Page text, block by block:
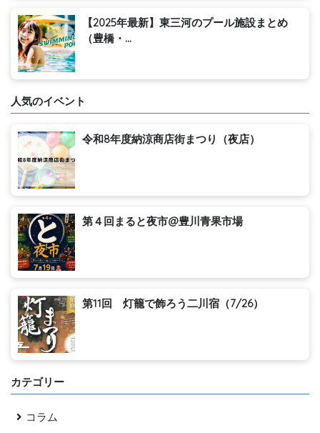
【2025年最新】東三河のプール施設まとめ
（豊橋・...
人気のイベント
令和8年度納涼商店街まつり（夜店）
第４回まると夜市@豊川青果市場
第11回 灯籠で飾ろう二川宿（7/26）
カテゴリー
コラム